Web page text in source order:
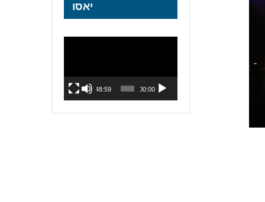
יאסו
00:00
48:59